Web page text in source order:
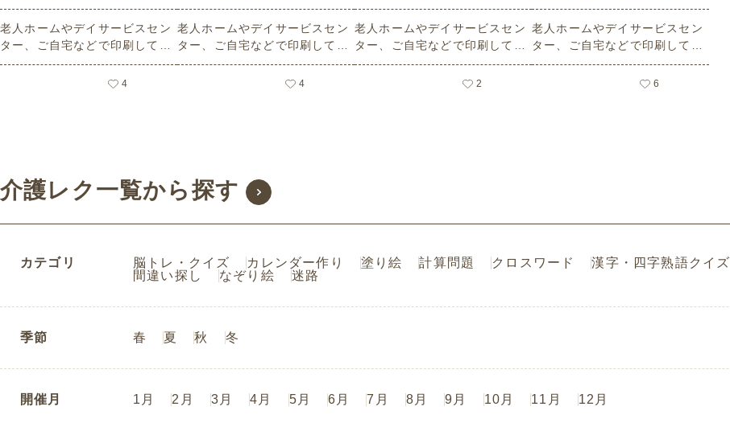
探しの介護レク素材)
老人ホームやデイサービスセン
ター、ご自宅などで印刷してお
使いいただける無料の高齢者向
け介護レク素材（間違い探し・
4
間違い探しの介護レク素
材)
老人ホームやデイサービスセン
ター、ご自宅などで印刷してお
使いいただける無料の高齢者向
け介護レク素材（間違い探し・
4
探しの介護レク素材)
老人ホームやデイサービスセン
ター、ご自宅などで印刷してお
使いいただける無料の高齢者向
け介護レク素材（間違い探し・
2
介護レク素材)
老人ホームやデイサービスセン
ター、ご自宅などで印刷してお
使いいただける無料の高齢者向
け介護レク素材（間違い探し・
6
介護レク一覧から探す
カテゴリ 脳トレ・クイズ カレンダー作り 塗り絵 計算問題 クロスワード 漢字・四字熟語クイズ
間違い探し
なぞり絵 迷路
季節 春 夏 秋 冬
開催月 1月 2月 3月 4月 5月 6月 7月 8月 9月 10月 11月 12月